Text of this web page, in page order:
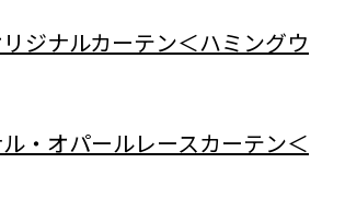
ジナルカーテン＜ハミングウ
・オパールレースカーテン＜